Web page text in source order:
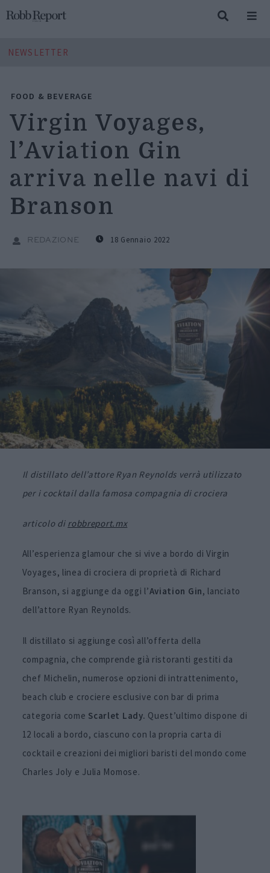
NEWSLETTER
FOOD & BEVERAGE
Virgin Voyages,
l’Aviation Gin
arriva nelle navi di
Branson
REDAZIONE 18 Gennaio 2022
Il distillato dell’attore Ryan Reynolds verrà utilizzato
per i cocktail dalla famosa compagnia di crociera
articolo di robbreport.mx
All’esperienza glamour che si vive a bordo di Virgin
Voyages, linea di crociera di proprietà di Richard
Branson, si aggiunge da oggi l’Aviation Gin, lanciato
dell’attore Ryan Reynolds.
Il distillato si aggiunge così all’offerta della
compagnia, che comprende già ristoranti gestiti da
chef Michelin, numerose opzioni di intrattenimento,
beach club e crociere esclusive con bar di prima
categoria come Scarlet Lady. Quest’ultimo dispone di
12 locali a bordo, ciascuno con la propria carta di
cocktail e creazioni dei migliori baristi del mondo come
Charles Joly e Julia Momose.